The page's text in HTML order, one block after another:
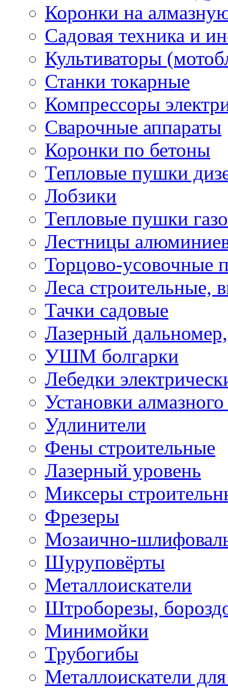
Коронки на
Садовая техника и
Культиваторы
Станки токарные
Компрессоры
Сварочные аппараты
Коронки по бетоны
Тепловые пушки
Лобзики
Тепловые пушки
Лестницы
Торцово-усовочные
Леса строительные,
Тачки садовые
Лазерный дальномер,
УШМ болгарки
Лебедки
Установки
Удлинители
Фены строительные
Лазерный уровень
Миксеры
Фрезеры
Мозаично-
Шуруповёрты
Металлоискатели
Штроборезы,
Минимойки
Трубогибы
Металлоискатели